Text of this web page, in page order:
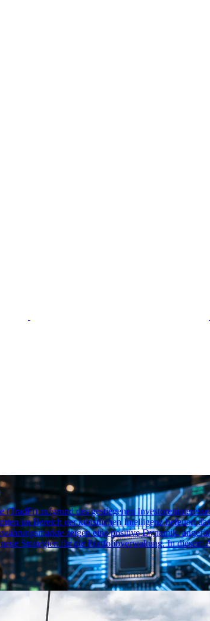
aufgrund des gestiegenen
im Bereich der künstlichen Intelligenz befeuert
zeigen eine positive Dynamik,
Strategien für die Portfolioverwaltung. In